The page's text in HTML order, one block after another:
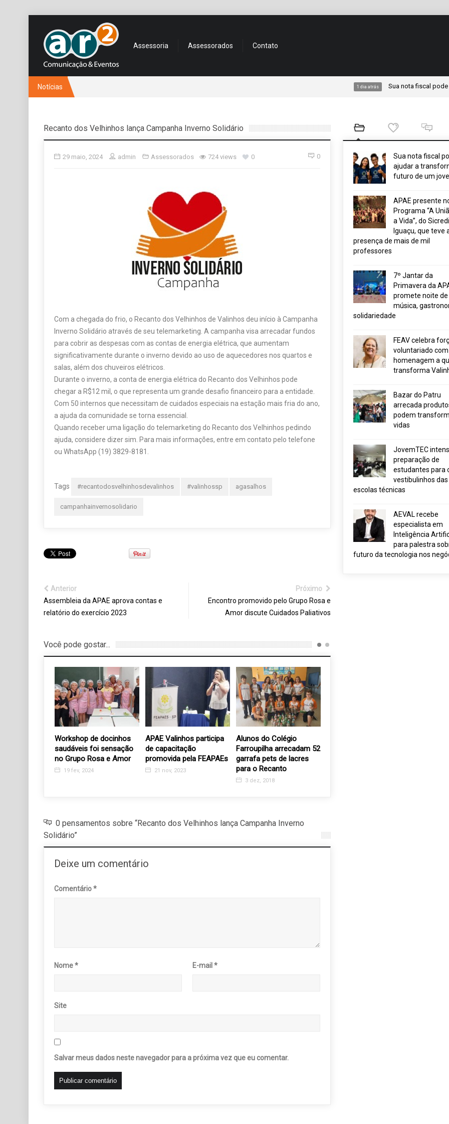
Assessoria Assessorados Contato
Notícias 1 dia atrás Sua nota fiscal pode
Recanto dos Velhinhos lança Campanha Inverno Solidário
29 maio, 2024 admin Assessorados 724 views 0 0
Com a chegada do frio, o Recanto dos Velhinhos de Valinhos deu início à Campanha
Inverno Solidário através de seu telemarketing. A campanha visa arrecadar fundos
para cobrir as despesas com as contas de energia elétrica, que aumentam
significativamente durante o inverno devido ao uso de aquecedores nos quartos e
salas, além dos chuveiros elétricos.
Durante o inverno, a conta de energia elétrica do Recanto dos Velhinhos pode
chegar a R$12 mil, o que representa um grande desafio financeiro para a entidade.
Com 50 internos que necessitam de cuidados especiais na estação mais fria do ano,
a ajuda da comunidade se torna essencial.
Quando receber uma ligação do telemarketing do Recanto dos Velhinhos pedindo
ajuda, considere dizer sim. Para mais informações, entre em contato pelo telefone
ou WhatsApp (19) 3829-8181.
Tags #recantodosvelhinhosdevalinhos #valinhossp agasalhos
campanhainvernosolidario
Anterior
Assembleia da APAE aprova contas e
relatório do exercício 2023
Próximo
Encontro promovido pelo Grupo Rosa e
Amor discute Cuidados Paliativos
Você pode gostar...
Workshop de docinhos
saudáveis foi sensação
no Grupo Rosa e Amor
19 fev, 2024
APAE Valinhos participa
de capacitação
promovida pela FEAPAEs
21 nov, 2023
Alunos do Colégio
Farroupilha arrecadam 52
garrafa pets de lacres
para o Recanto
3 dez, 2018
0 pensamentos sobre “Recanto dos Velhinhos lança Campanha Inverno
Solidário”
Deixe um comentário
Comentário*
Nome* E-mail*
Site
Salvar meus dados neste navegador para a próxima vez que eu comentar.
Sua nota fiscal
ajudar a
futuro de um
APAE presente
Programa “A
a Vida”, do Sicredi
Iguaçu, que teve
presença de mais de mil
professores
7º Jantar da
Primavera da
promete noite de
música,
solidariedade
FEAV celebra
voluntariado com
homenagem a
transforma
Bazar do Patru
arrecada
podem
vidas
JovemTEC
preparação de
estudantes para
vestibulinhos das
escolas técnicas
AEVAL recebe
especialista em
Inteligência
para palestra
futuro da tecnologia nos